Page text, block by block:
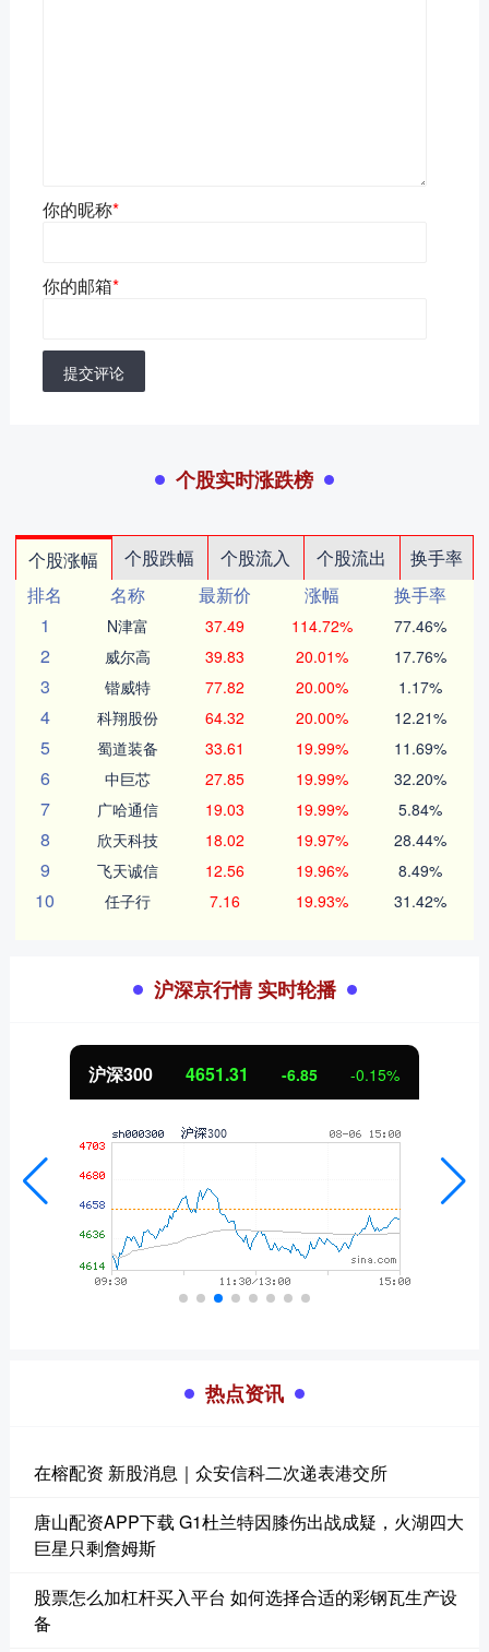
你的昵称*
你的邮箱*
提交评论
个股实时涨跌榜
个股涨幅 个股跌幅 个股流入 个股流出
换手率
排名
名称 最新价 涨幅
换手率
1
N津富 37.49 114.72% 77.46%
2 威尔高 39.83 20.01% 17.76%
3 锴威特 77.82 20.00% 1.17%
4 科翔股份 64.32 20.00% 12.21%
5 蜀道装备 33.61 19.99% 11.69%
6 中巨芯 27.85 19.99% 32.20%
7 广哈通信 19.03 19.99% 5.84%
8 欣天科技 18.02 19.97% 28.44%
9 飞天诚信 12.56 19.96% 8.49%
10 任子行 7.16 19.93% 31.42%
沪深京行情 实时轮播
北证50 1122.88 3.42 0.30%
热点资讯
在榕配资 新股消息｜众安信科二次递表港交所
唐山配资APP下载 G1杜兰特因膝伤出战成疑，火湖四大
巨星只剩詹姆斯
股票怎么加杠杆买入平台 如何选择合适的彩钢瓦生产设
备